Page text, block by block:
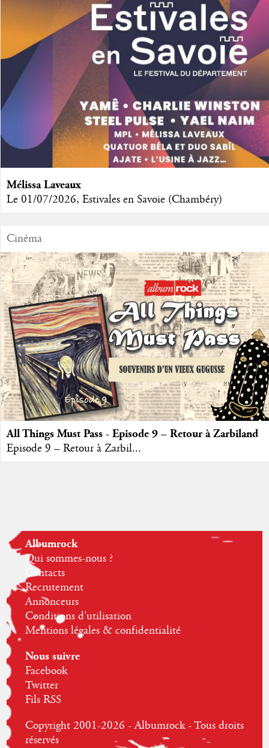
Mélissa Laveaux
Le 01/07/2026, Estivales en Savoie (Chambéry)
Cinéma
All Things Must Pass - Episode 9 – Retour à Zarbiland
Episode 9 – Retour à Zarbil...
Albumrock
Qui sommes-nous ?
Contacts
Recrutement
Annonceurs
Conditions d'utilisation
Mentions légales & confidentialité
Nous suivre
Facebook
Twitter
Fils RSS
Copyright 2001-2026 - Albumrock - Tous droits
réservés